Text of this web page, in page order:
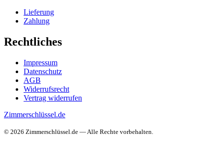
Lieferung
Zahlung
Rechtliches
Impressum
Datenschutz
AGB
Widerrufsrecht
Vertrag widerrufen
Zimmerschlüssel.de
© 2026 Zimmerschlüssel.de — Alle Rechte vorbehalten.